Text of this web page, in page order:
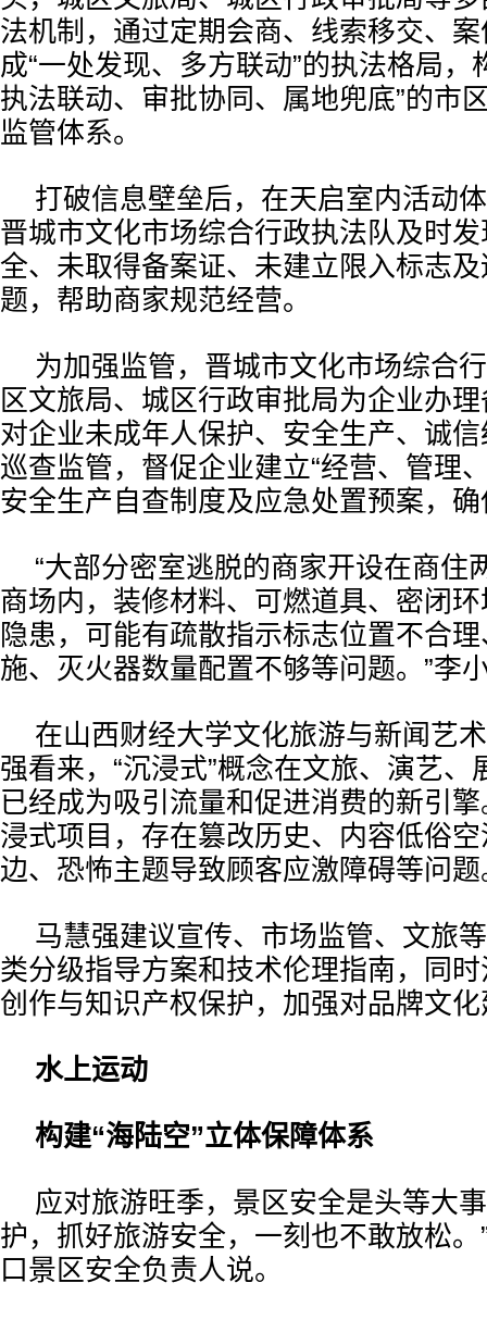
法机制，通过定期会商、线索移交、
成“一处发现、多方联动”的执法格局，
执法联动、审批协同、属地兜底”的市
监管体系。
打破信息壁垒后，在天启室内活动
晋城市文化市场综合行政执法队及时
全、未取得备案证、未建立限入标志
题，帮助商家规范经营。
为加强监管，晋城市文化市场综合
区文旅局、城区行政审批局为企业办
对企业未成年人保护、安全生产、诚
巡查监管，督促企业建立“经营、管理
安全生产自查制度及应急处置预案，
“大部分密室逃脱的商家开设在商住
商场内，装修材料、可燃道具、密闭
隐患，可能有疏散指示标志位置不合
施、灭火器数量配置不够等问题。”李
在山西财经大学文化旅游与新闻艺
强看来，“沉浸式”概念在文旅、演艺、
已经成为吸引流量和促进消费的新引
浸式项目，存在篡改历史、内容低俗
边、恐怖主题导致顾客应激障碍等问题
马慧强建议宣传、市场监管、文旅
类分级指导方案和技术伦理指南，同
创作与知识产权保护，加强对品牌文
水上运动
构建“海陆空”立体保障体系
应对旅游旺季，景区安全是头等大
护，抓好旅游安全，一刻也不敢放松。
口景区安全负责人说。